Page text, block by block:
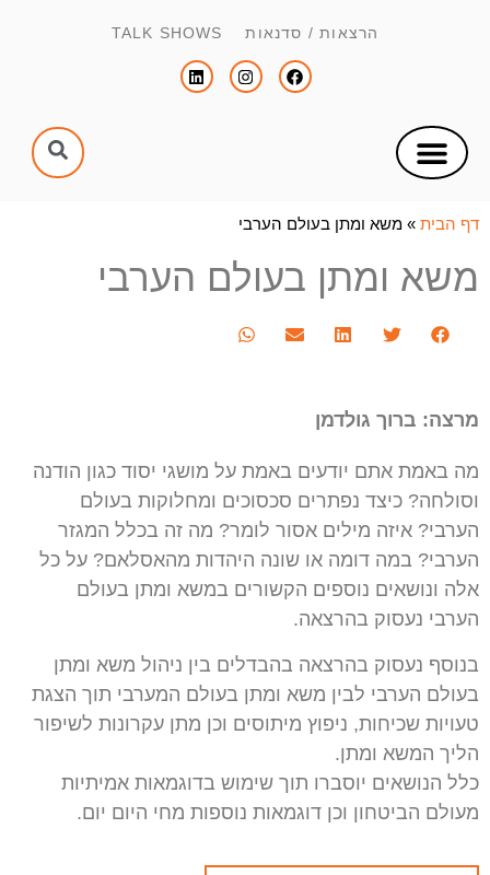
הרצאות / סדנאות TALK SHOWS
דף הבית » משא ומתן בעולם הערבי
משא ומתן בעולם הערבי
מרצה: ברוך גולדמן
מה באמת אתם יודעים באמת על מושגי יסוד כגון הודנה
וסולחה? כיצד נפתרים סכסוכים ומחלוקות בעולם
הערבי? איזה מילים אסור לומר? מה זה בכלל המגזר
הערבי? במה דומה או שונה היהדות מהאסלאם? על כל
אלה ונושאים נוספים הקשורים במשא ומתן בעולם
הערבי נעסוק בהרצאה.
בנוסף נעסוק בהרצאה בהבדלים בין ניהול משא ומתן
בעולם הערבי לבין משא ומתן בעולם המערבי תוך הצגת
טעויות שכיחות, ניפוץ מיתוסים וכן מתן עקרונות לשיפור
הליך המשא ומתן.
כלל הנושאים יוסברו תוך שימוש בדוגמאות אמיתיות
מעולם הביטחון וכן דוגמאות נוספות מחי היום יום.